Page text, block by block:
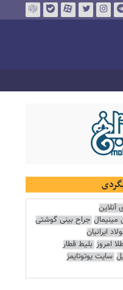
آنلاین
مینیمال جراح بینی گوشتی
ایرانیان
امروز بلیط قطار
سایت یوتوتایمز